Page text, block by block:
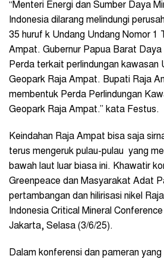
“Menteri Energi dan Sumber Daya
Indonesia dilarang melindungi
35 huruf k Undang Undang Nomor 1
Ampat. Gubernur Papua Barat
Perda terkait perlindungan kawasan
Geopark Raja Ampat. Bupati Raja
membentuk Perda Perlindungan
Geopark Raja Ampat.” kata Festus.
Keindahan Raja Ampat bisa saja
terus mengeruk pulau-pulau yang
bawah laut luar biasa ini. Khawatir
Greenpeace dan Masyarakat Adat
pertambangan dan hilirisasi nikel
Indonesia Critical Mineral
Jakarta, Selasa (3/6/25).
Dalam konferensi dan pameran